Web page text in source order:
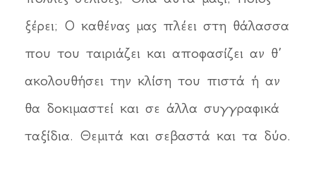
ξέρει; Ο καθένας μας πλέει στη θάλασσα
που του ταιριάζει και αποφασίζει αν θ’
ακολουθήσει την κλίση του πιστά ή αν
θα δοκιμαστεί και σε άλλα συγγραφικά
ταξίδια. Θεμιτά και σεβαστά και τα δύο.